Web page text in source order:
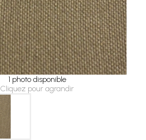
1 photo disponible
Cliquez pour agrandir